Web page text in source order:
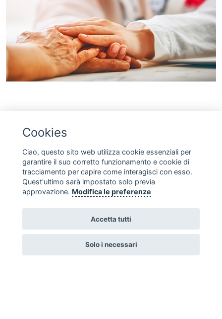
Fin dalla sua nascita, Acqua dell'Elba ha riconosciuto
umana: uno spazio in cui visione, sensibilità e pensiero si
incontrano, generando forme capaci di parlare al presente e
di aprire nuove possibilità per il futuro.
LEGGI TUTTO
Cookies
Ciao, questo sito web utilizza cookie essenziali per
garantire il suo corretto funzionamento e cookie di
tracciamento per capire come interagisci con esso.
Quest'ultimo sarà impostato solo previa
approvazione. Modifica le preferenze
Accetta tutti
Solo i necessari